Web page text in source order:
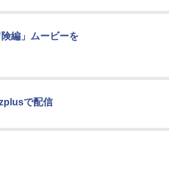
編」ムービーを
で配信